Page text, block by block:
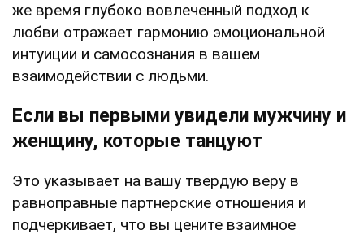
же время глубоко вовлеченный подход к
любви отражает гармонию эмоциональной
интуиции и самосознания в вашем
взаимодействии с людьми.
Если вы первыми увидели мужчину и
женщину, которые танцуют
Это указывает на вашу твердую веру в
равноправные партнерские отношения и
подчеркивает, что вы цените взаимное